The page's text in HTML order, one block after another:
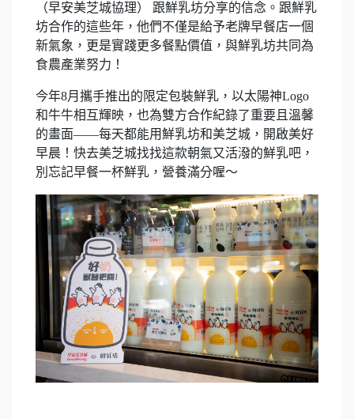
（早安美芝城協理） 跟鮮乳坊分享的信念。跟鮮乳
坊合作的這些年，他們不僅是給予老牌早餐店一個
新氣象，更是實踐更多餐點價值，與鮮乳坊共同為
食農產業努力！
今年8月攜手推出的限定包裝鮮乳，以太陽神Logo
和牛牛相互輝映，也為雙方合作紀錄了重要且溫馨
的畫面——每天都能用鮮乳坊和美芝城，開啟美好
早晨！快去美芝城找找這款朝氣又活潑的鮮乳吧，
別忘記早餐一杯鮮乳，營養滿分喔～